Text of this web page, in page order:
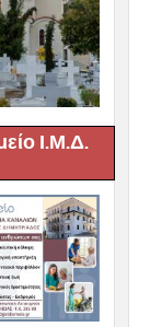
Ι.Μ.Δ.